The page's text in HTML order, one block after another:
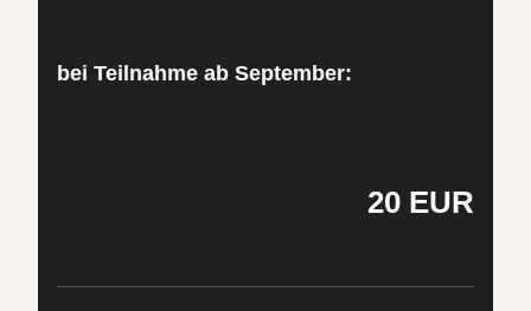
bei Teilnahme ab September:
20 EUR